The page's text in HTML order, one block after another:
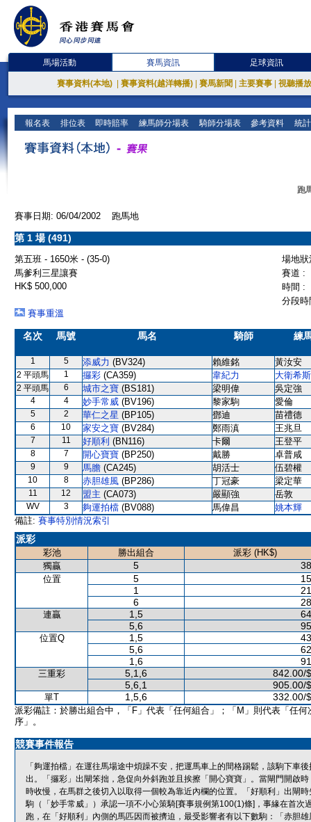
馬場活動 賽馬資訊 足球資訊
賽事資料(本地) 賽事資料(越洋轉播) 賽馬新聞 主要賽事 視聽播
報名表 排位表 即時賠率 練馬師分場表 騎師分場表 參考資料 統
跑
賽事日期: 06/04/2002 跑馬地
第 1 場 (491)
第五班 - 1650米 - (35-0)
場地
馬爹利三星讓賽
賽道 :
HK$ 500,000
時間 :
分段
賽事重溫
名次 馬號 馬名 騎師 練
1 5 添威力 (BV324) 賴維銘 黃汝安
2 平頭馬 1 攞彩 (CA359) 韋紀力 大衛希斯
2 平頭馬 6 城市之寶 (BS181) 梁明偉 吳定強
4 4 妙手常威 (BV196) 黎家駒 愛倫
5 2 華仁之星 (BP105) 鄧迪 苗禮德
6 10 家安之寶 (BV284) 鄭雨滇 王兆旦
7 11 好順利 (BN116) 卡爾 王登平
8 7 開心寶寶 (BP250) 戴勝 卓普咸
9 9 馬膽 (CA245) 胡活士 伍碧權
10 8 赤胆雄風 (BP286) 丁冠豪 梁定華
11 12 盟主 (CA073) 嚴顯強 岳敦
WV 3 夠運拍檔 (BV088) 馬偉昌
姚本輝
備註: 賽事特別情況索引
派彩
彩池 勝出組合
派彩 (HK$)
獨贏
5
位置 5
1
6
連贏 1,5
5,6
位置Q 1,5
5,6
1,6
三重彩 5,1,6
842.00/
5,6,1
905.00/
單T 1,5,6 332.00/
派彩備註：於勝出組合中，「F」代表「任何組合」；「M」則代表「任何
序」。
競賽事件報告
「夠運拍檔」在運往馬場途中煩躁不安，把運馬車上的間格踢鬆，該駒下車
出。「攞彩」出閘笨拙，急促向外斜跑並且挨擦「開心寶寶」。當閘門開啟
時收慢，在馬群之後切入以取得一個較為靠近內欄的位置。「好順利」出閘
駒（「妙手常威」）承認一項不小心策騎[賽事規例第100(1)條]，事緣在首
跑，在「好順利」內側的馬匹因而被擠迫，最受影響者有以下數駒：「赤胆